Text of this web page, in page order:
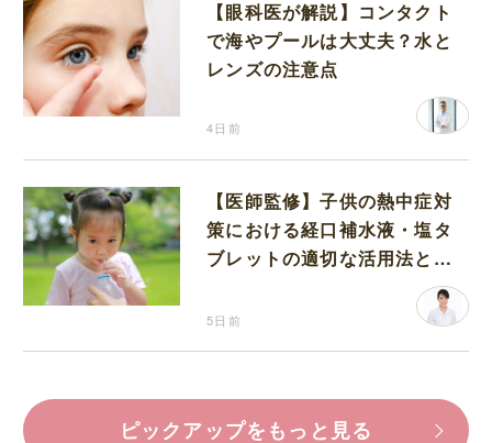
【眼科医が解説】コンタクト
で海やプールは大丈夫？水と
レンズの注意点
4日前
【医師監修】子供の熱中症対
策における経口補水液・塩タ
ブレットの適切な活用法と水
5日前
ピックアップをもっと見る